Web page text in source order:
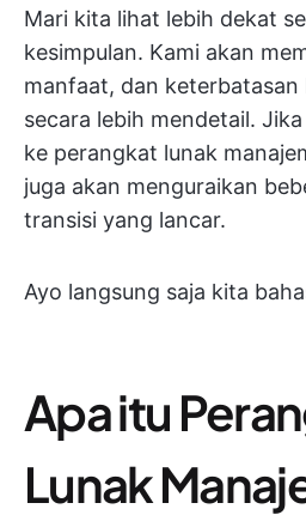
Mari kita lihat lebih dekat
kesimpulan. Kami akan
manfaat, dan keterbatasan
secara lebih mendetail.
ke perangkat lunak
juga akan menguraikan
transisi yang lancar.
Ayo langsung saja kita
Apa itu
Lunak